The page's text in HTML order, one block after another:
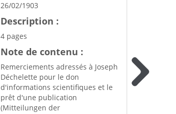
26/02/1903
Description :
4 pages
Note de contenu :
Remerciements adressés à Joseph
Déchelette pour le don
d'informations scientifiques et le
prêt d'une publication
(Mitteilungen der